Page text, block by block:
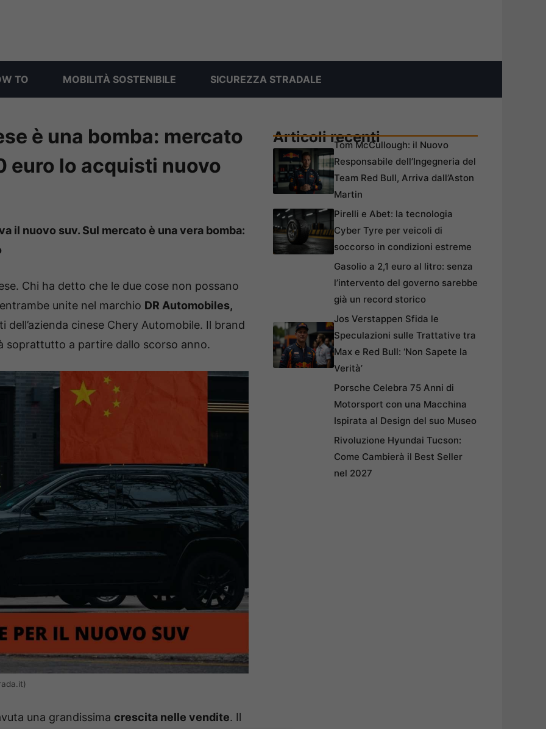
TO MOBILITÀ SOSTENIBILE SICUREZZA STRADALE
è una bomba: mercato
euro lo acquisti nuovo
il nuovo suv. Sul mercato è una vera bomba:
Chi ha detto che le due cose non possano
unite nel marchio DR Automobiles,
cinese Chery Automobile. Il brand
soprattutto a partire dallo scorso anno.
una grandissima crescita nelle vendite. Il
Articoli recentiTom McCullough: il Nuovo
Responsabile dell’Ingegneria del
Team Red Bull, Arriva dall’Aston
Martin
Pirelli e Abet: la tecnologia
Cyber Tyre per veicoli di
soccorso in condizioni estreme
Gasolio a 2,1 euro al litro: senza
l’intervento del governo sarebbe
già un record storico
Jos Verstappen Sfida le
Speculazioni sulle Trattative tra
Max e Red Bull: ‘Non Sapete la
Verità’
Porsche Celebra 75 Anni di
Motorsport con una Macchina
Ispirata al Design del suo Museo
Rivoluzione Hyundai Tucson:
Come Cambierà il Best Seller
nel 2027